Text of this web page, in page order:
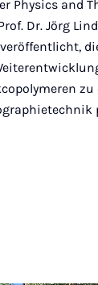
Physics and
Dr. Jörg
zu